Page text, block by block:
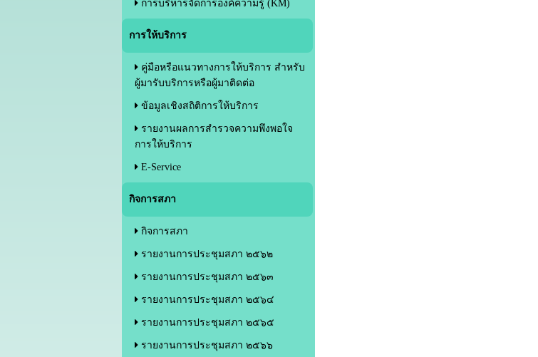
การบริหารจัดการองค์ความรู้ (KM)
การให้บริการ
คู่มือหรือแนวทางการให้บริการ สำหรับ
ผู้มารับบริการหรือผู้มาติดต่อ
ข้อมูลเชิงสถิติการให้บริการ
รายงานผลการสำรวจความพึงพอใจ
การให้บริการ
E-Service
กิจการสภา
กิจการสภา
รายงานการประชุมสภา ๒๕๖๒
รายงานการประชุมสภา ๒๕๖๓
รายงานการประชุมสภา ๒๕๖๔
รายงานการประชุมสภา ๒๕๖๕
รายงานการประชุมสภา ๒๕๖๖